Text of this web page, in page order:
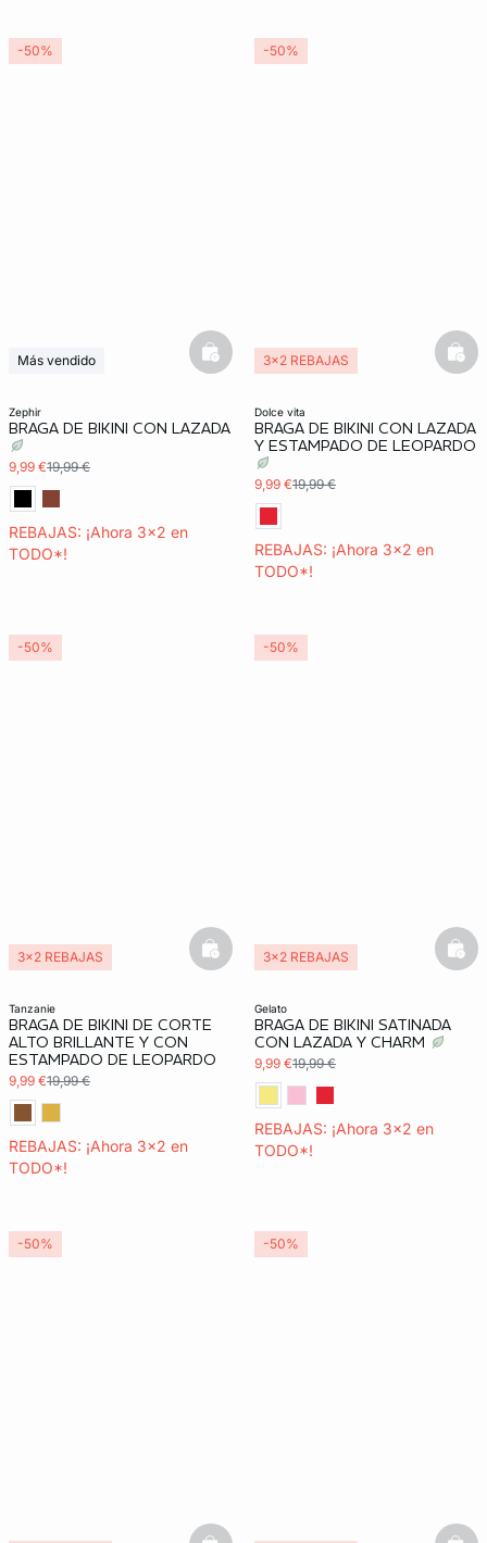
zephir
BRAGA DE BIKINI CON LAZADA
9,99 €19,99 €
REBAJAS: ¡Ahora 3x2 en
TODO*!
Más vendido
basketfull
-50%
dolce vita
BRAGA DE BIKINI CON LAZADA
Y ESTAMPADO DE LEOPARDO
9,99 €19,99 €
REBAJAS: ¡Ahora 3x2 en
TODO*!
3x2 REBAJAS
-50%
tanzanie
BRAGA DE BIKINI DE CORTE
ALTO BRILLANTE Y CON
ESTAMPADO DE LEOPARDO
9,99 €19,99 €
REBAJAS: ¡Ahora 3x2 en
TODO*!
3x2 REBAJAS basketfull
-50%
gelato
BRAGA DE BIKINI SATINADA
CON LAZADA Y CHARM
9,99 €19,99 €
REBAJAS: ¡Ahora 3x2 en
TODO*!
3x2 REBAJAS
-50%
-50% -50%